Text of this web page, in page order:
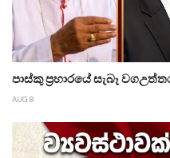
පාස්කු ප්‍රහාරයේ සැබෑ
AUG 8